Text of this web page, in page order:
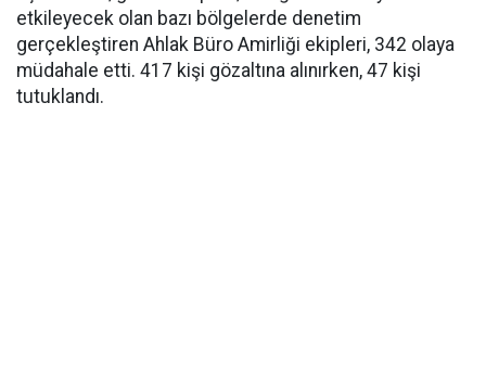
etkileyecek olan bazı bölgelerde denetim
gerçekleştiren Ahlak Büro Amirliği ekipleri, 342 olaya
müdahale etti. 417 kişi gözaltına alınırken, 47 kişi
tutuklandı.